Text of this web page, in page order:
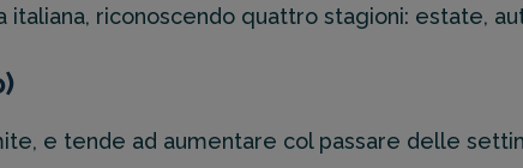
riconoscendo quattro stagioni: estate,
e tende ad aumentare col passare delle